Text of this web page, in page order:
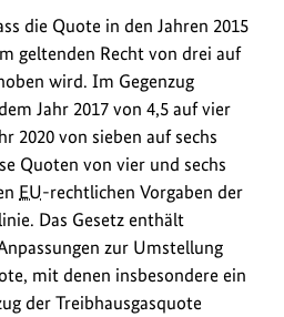
die Quote in den Jahren 2015
geltenden Recht von drei auf
wird. Im Gegenzug
Jahr 2017 von 4,5 auf vier
2020 von sieben auf sechs
Quoten von vier und sechs
EU-rechtlichen Vorgaben der
Das Gesetz enthält
zur Umstellung
mit denen insbesondere ein
der Treibhausgasquote